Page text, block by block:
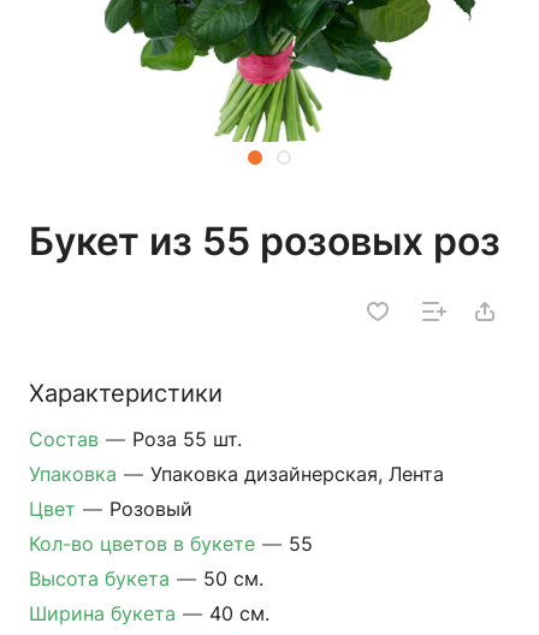
Букет из 55 розовых роз
Характеристики
Состав — Роза 55 шт.
Упаковка — Упаковка дизайнерская, Лента
Цвет — Розовый
Кол-во цветов в букете — 55
Высота букета — 50 см.
Ширина букета — 40 см.